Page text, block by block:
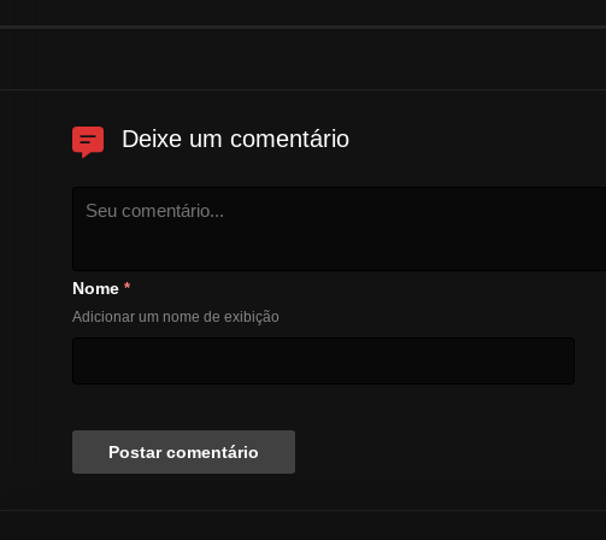
Deixe um comentário
Nome *
Adicionar um nome de exibição